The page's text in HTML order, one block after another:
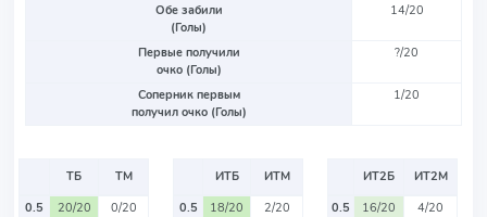
Обе забили
(Голы)
14/20
Первые получили
очко (Голы)
?/20
Соперник первым
получил очко (Голы)
1/20
ТБ
ТМ
0.5
20/20
0/20
ИТБ
ИТМ
0.5
18/20
2/20
ИТ2Б
ИТ2М
0.5
16/20
4/20